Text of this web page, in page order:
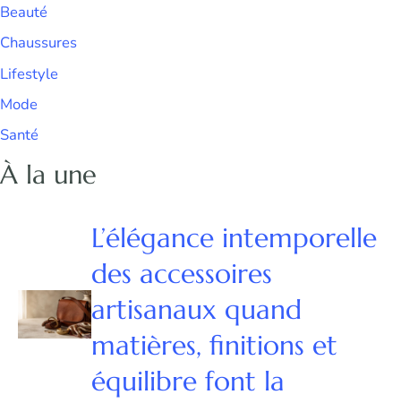
Beauté
Chaussures
Lifestyle
Mode
Santé
À la une
L’élégance intemporelle
des accessoires
artisanaux quand
matières, finitions et
équilibre font la